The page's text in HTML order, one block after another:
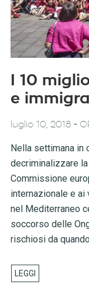
I 10
e
luglio 10, 2018 -
Nella settimana in
decriminalizzare
Commissione
internazionale e
nel Mediterraneo
soccorso delle
rischiosi da